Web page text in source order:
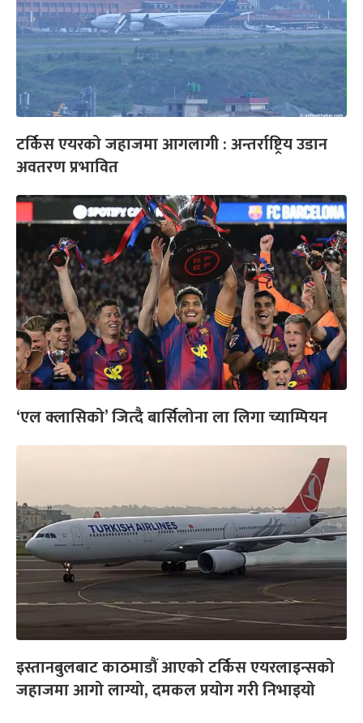
टर्किस एयरको जहाजमा आगलागी : अन्तर्राष्ट्रिय उडान
अवतरण प्रभावित
‘एल क्लासिको’ जित्दै बार्सिलोना ला लिगा च्याम्पियन
इस्तानबुलबाट काठमाडौं आएको टर्किस एयरलाइन्सको
जहाजमा आगो लाग्यो, दमकल प्रयोग गरी निभाइयो